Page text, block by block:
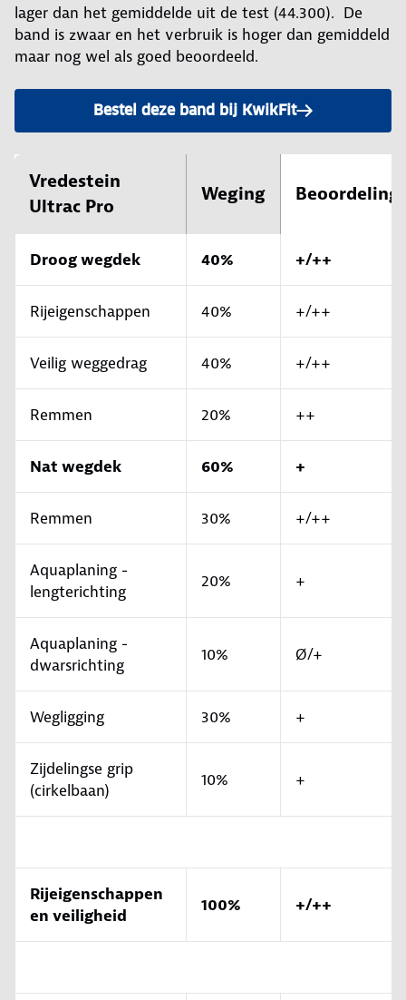
lager dan het gemiddelde uit de test (44.300). De
band is zwaar en het verbruik is hoger dan gemiddeld
maar nog wel als goed beoordeeld.
Bestel deze band bij KwikFit
Vredestein
Ultrac Pro
Weging Beoordeling
Droog wegdek 40% +/++
Rijeigenschappen 40% +/++
Veilig weggedrag 40% +/++
Remmen 20% ++
Nat wegdek 60% +
Remmen 30% +/++
Aquaplaning -
lengterichting
20% +
Aquaplaning -
dwarsrichting
10% Ø/+
Wegligging 30% +
Zijdelingse grip
(cirkelbaan)
10% +
Rijeigenschappen
en veiligheid
100% +/++